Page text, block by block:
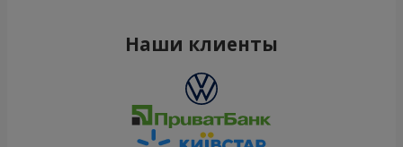
Наши клиенты